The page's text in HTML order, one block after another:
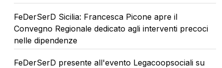
FeDerSerD Sicilia: Francesca Picone apre il
Convegno Regionale dedicato agli interventi precoci
nelle dipendenze
FeDerSerD presente all'evento Legacoopsociali su